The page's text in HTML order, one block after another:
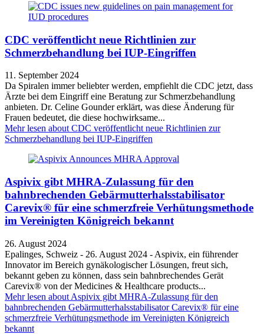
CDC veröffentlicht neue Richtlinien zur
Schmerzbehandlung bei IUP-Eingriffen
11. September 2024
Da Spiralen immer beliebter werden, empfiehlt die CDC jetzt, dass
Ärzte bei dem Eingriff eine Beratung zur Schmerzbehandlung
anbieten. Dr. Celine Gounder erklärt, was diese Änderung für
Frauen bedeutet, die diese hochwirksame...
Mehr lesen about CDC veröffentlicht neue Richtlinien zur
Schmerzbehandlung bei IUP-Eingriffen
Aspivix gibt MHRA-Zulassung für den
bahnbrechenden Gebärmutterhalsstabilisator
Carevix® für eine schmerzfreie Verhütungsmethode
im Vereinigten Königreich bekannt
26. August 2024
Epalinges, Schweiz - 26. August 2024 - Aspivix, ein führender
Innovator im Bereich gynäkologischer Lösungen, freut sich,
bekannt geben zu können, dass sein bahnbrechendes Gerät
Carevix® von der Medicines & Healthcare products...
Mehr lesen about Aspivix gibt MHRA-Zulassung für den
bahnbrechenden Gebärmutterhalsstabilisator Carevix® für eine
schmerzfreie Verhütungsmethode im Vereinigten Königreich
bekannt